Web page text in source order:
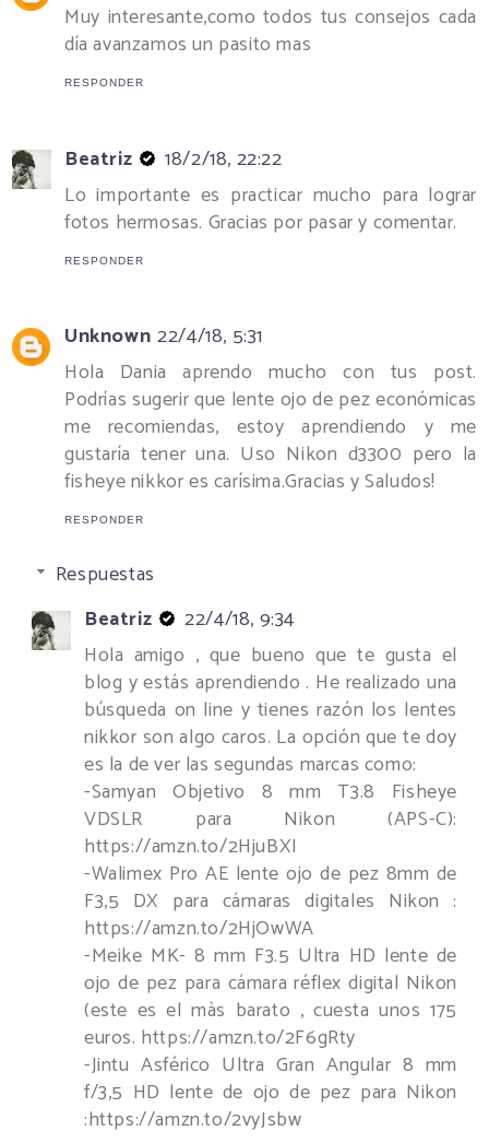
Muy interesante,como todos tus consejos cada
día avanzamos un pasito mas
RESPONDER
Beatriz
18/2/18, 22:22
Lo importante es practicar mucho para lograr
fotos hermosas. Gracias por pasar y comentar.
RESPONDER
Unknown 22/4/18, 5:31
Hola Dania aprendo mucho con tus post.
Podrías sugerir que lente ojo de pez económicas
me recomiendas, estoy aprendiendo y me
gustaría tener una. Uso Nikon d3300 pero la
fisheye nikkor es carísima.Gracias y Saludos!
RESPONDER
Respuestas
Beatriz
22/4/18, 9:34
Hola amigo , que bueno que te gusta el
blog y estás aprendiendo . He realizado una
búsqueda on line y tienes razón los lentes
nikkor son algo caros. La opción que te doy
es la de ver las segundas marcas como:
-Samyan Objetivo 8 mm T3.8 Fisheye
VDSLR para Nikon (APS-C):
https://amzn.to/2HjuBXI
-Walimex Pro AE lente ojo de pez 8mm de
F3,5 DX para cámaras digitales Nikon :
https://amzn.to/2HjOwWA
-Meike MK- 8 mm F3.5 Ultra HD lente de
ojo de pez para cámara réflex digital Nikon
(este es el màs barato , cuesta unos 175
euros. https://amzn.to/2F6gRty
-Jintu Asférico Ultra Gran Angular 8 mm
f/3,5 HD lente de ojo de pez para Nikon
:https://amzn.to/2vyJsbw